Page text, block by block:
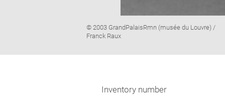
Image
caption:
© 2003 GrandPalaisRmn (musée du Louvre) /
Franck Raux
Inventory number